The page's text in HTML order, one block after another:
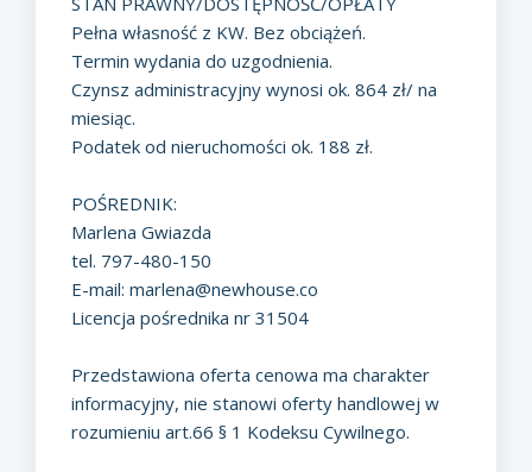
Pełna własność z KW. Bez obciążeń.
Termin wydania do uzgodnienia.
Czynsz administracyjny wynosi ok. 864 zł/ na
miesiąc.
Podatek od nieruchomości ok. 188 zł.
POŚREDNIK:
Marlena Gwiazda
tel. 797-480-150
E-mail: marlena@newhouse.co
Licencja pośrednika nr 31504
Przedstawiona oferta cenowa ma charakter
informacyjny, nie stanowi oferty handlowej w
rozumieniu art.66 § 1 Kodeksu Cywilnego.